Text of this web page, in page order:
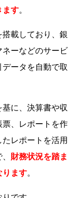
ます。
載しており、銀
ーなどのサービ
ータを自動で取
に、決算書や収
、レポートを作
レポートを活用
財務状況を踏ま
ります。